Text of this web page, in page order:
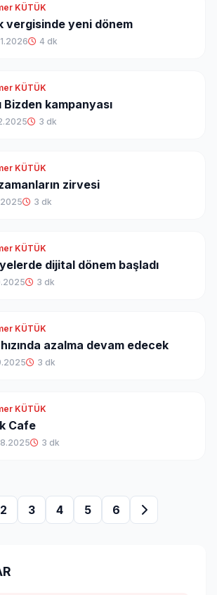
KÜTÜK
vergisinde yeni dönem
4 dk
KÜTÜK
Bizden kampanyası
3 dk
KÜTÜK
zirvesi
3 dk
KÜTÜK
dijital dönem başladı
3 dk
KÜTÜK
azalma devam edecek
3 dk
KÜTÜK
Cafe
3 dk
2 3 4 5 6